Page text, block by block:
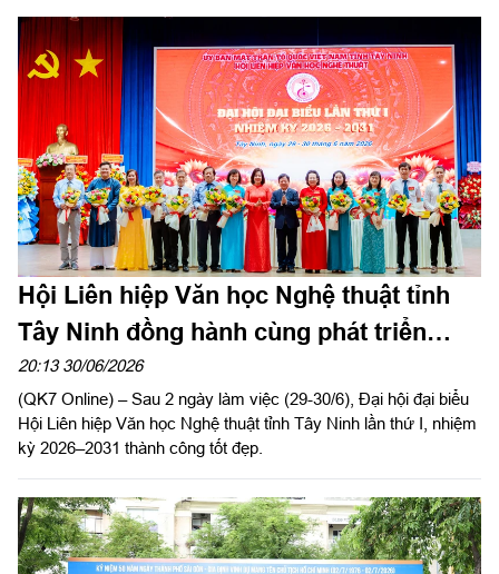
Dương Văn Dân, Ủy viên Ban Thường vụ, Phó Chủ tịch UBND
phường và đại diện lãnh đạo một số ban, ngành phường.
Hội Liên hiệp Văn học Nghệ thuật tỉnh
Tây Ninh đồng hành cùng phát triển
kinh tế - xã hội địa phương
20:13 30/06/2026
(QK7 Online) – Sau 2 ngày làm việc (29-30/6), Đại hội đại biểu
Hội Liên hiệp Văn học Nghệ thuật tỉnh Tây Ninh lần thứ I, nhiệm
kỳ 2026–2031 thành công tốt đẹp.